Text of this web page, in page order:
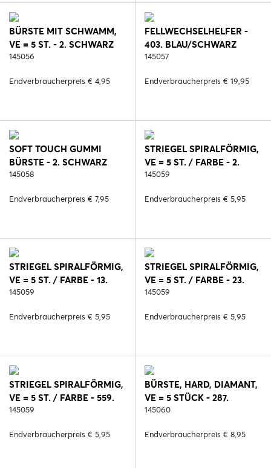
BÜRSTE MIT SCHWAMM,
VE = 5 ST. - 2. SCHWARZ
145056
Endverbraucherpreis € 4,95
FELLWECHSELHELFER -
403. BLAU/SCHWARZ
145057
Endverbraucherpreis € 19,95
SOFT TOUCH GUMMI
BÜRSTE - 2. SCHWARZ
145058
Endverbraucherpreis € 7,95
STRIEGEL SPIRALFÖRMIG,
VE = 5 ST. / FARBE - 2.
SCHWARZ
145059
Endverbraucherpreis € 5,95
STRIEGEL SPIRALFÖRMIG,
VE = 5 ST. / FARBE - 13.
VIOLETT
145059
Endverbraucherpreis € 5,95
STRIEGEL SPIRALFÖRMIG,
VE = 5 ST. / FARBE - 23.
ROSA
145059
Endverbraucherpreis € 5,95
STRIEGEL SPIRALFÖRMIG,
VE = 5 ST. / FARBE - 559.
HELLBLAU
145059
Endverbraucherpreis € 5,95
BÜRSTE, HARD, DIAMANT,
VE = 5 STÜCK - 287.
SCHWARZ/ROSE
145060
Endverbraucherpreis € 8,95